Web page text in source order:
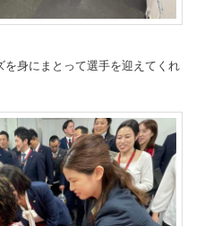
身にまとって選手を迎えてくれ